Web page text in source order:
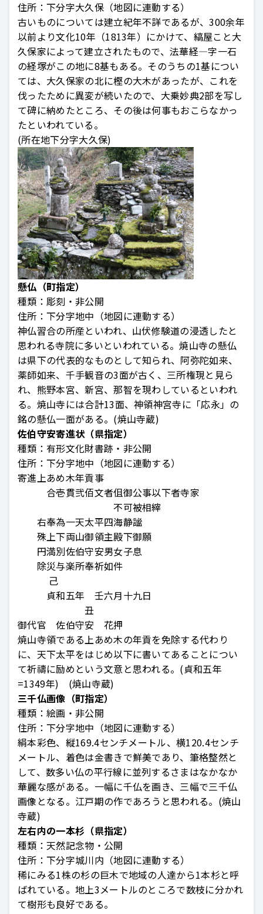
住所： 下分字大久保（地図に連動する）
古いものについては建立紀年不詳であるが、300余年
以前より文化10年（1813年）にかけて、縞屋こと大
久保家によって建立されたもので、法華経—字一石
の経塚がこの地に8基もある。そのうちの1基につい
ては、大久保家の北に樫の大木があったが、これを
伐ったために異変が続いたので、大乗妙典2部を写し
て碑に納めたところ、その後は何事もおこらなかっ
たといわれている。
(所在地下分字大久保)
懸仏（町指定）
種類： 彫刻・非公開
住所： 下分字地中（地図に連動する）
神仏習合の所産といわれ、山伏修験道の浸透したと
思われる寺院に多いといわれている。焼山寺の懸仏
は県下の代表的なものとして知られ、阿弥陀如来、
薬師如来、千手観音の3面が古く、三所権現と見ら
れ、熊野本宮、新宮、那智を現わしているといわれ
る。焼山寺には合計13面、神領神宮寺に「応永」の
銘の懸仏一面がある。(焼山寺蔵)
佐伯守安寄進状（県指定）
種類： 有形文化財書跡・非公開
住所： 下分字地中（地図に連動する）
寄進上あめ木年貢事
合壱貫弐佰文者伹御公事以下者寺家
不可被相縡
右奉為一天太平四海静謐
殊上下両山御領主殿下御願
円満別佐伯守安男女子息
除災与楽所奉祈如件
己
貞和五年 壬六月十九日
丑
御代官 佐伯守安 花押
焼山寺領である上あめ木の年貢を免除する代わり
に、天下太平をはじめ以下に書いてあることについ
て祈禱に励めという文意と思われる。(貞和五年
=1349年) (焼山寺蔵)
三千仏画像（町指定）
種類： 絵画・非公開
住所： 下分字地中（地図に連動する）
絹本彩色、縦169.4センチメートル、横120.4センチ
メートル、着色は金書きで鮮美であり、筆格整然と
して、数多い仏の平行線に並列するさまはなかなか
華麗な感がある。一幅に千仏を画き、三幅で三千仏
画像となる。江戸期の作であろうと思われる。(焼山
寺蔵)
左右内の一本杉（県指定）
種類： 天然記念物・公開
住所： 下分字城川内（地図に連動する）
稀にみる1株の杉の巨木で地域の人達から1本杉と呼
ばれている。地上3メートルのところで数枝に分かれ
て樹形も良好である。